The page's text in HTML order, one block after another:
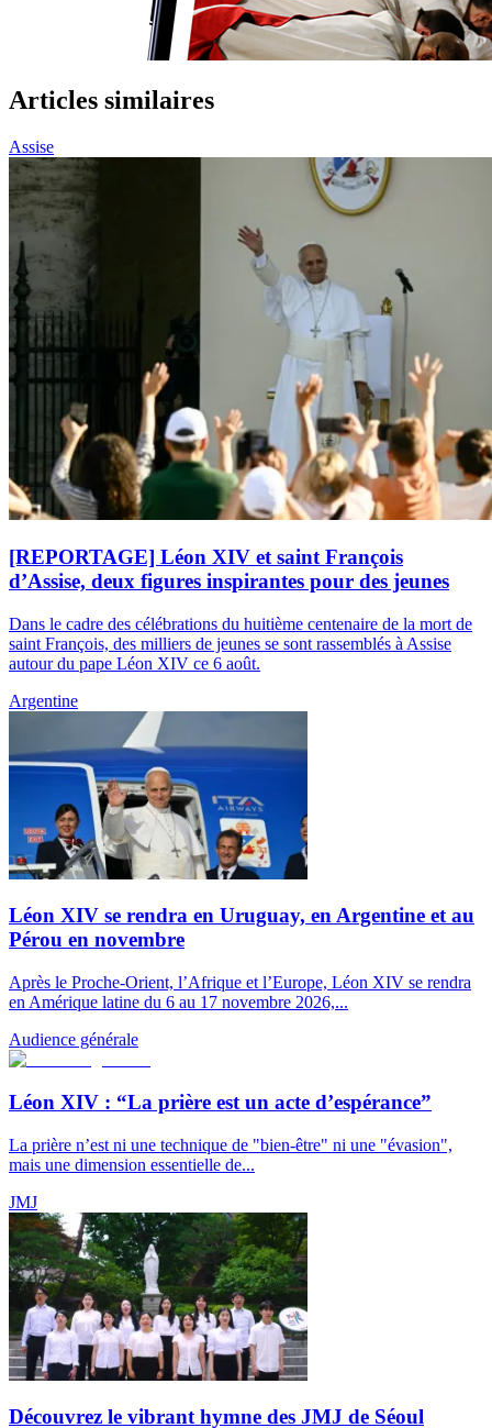
Articles similaires
Assise
[REPORTAGE] Léon XIV et saint François
d’Assise, deux figures inspirantes pour des jeunes
Dans le cadre des célébrations du huitième centenaire de la mort de
saint François, des milliers de jeunes se sont rassemblés à Assise
autour du pape Léon XIV ce 6 août.
Argentine
Léon XIV se rendra en Uruguay, en Argentine et au
Pérou en novembre
Après le Proche-Orient, l’Afrique et l’Europe, Léon XIV se rendra
en Amérique latine du 6 au 17 novembre 2026,...
Audience générale
Léon XIV : “La prière est un acte d’espérance”
La prière n’est ni une technique de "bien-être" ni une "évasion",
mais une dimension essentielle de...
JMJ
Découvrez le vibrant hymne des JMJ de Séoul